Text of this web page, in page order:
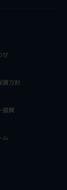
せ
護方針
協賛
ム